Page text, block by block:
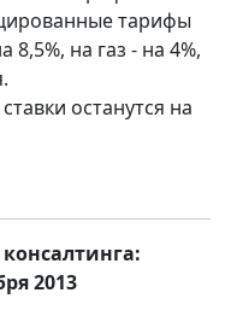
тарифы
на газ - на 4%,
останутся на
2013